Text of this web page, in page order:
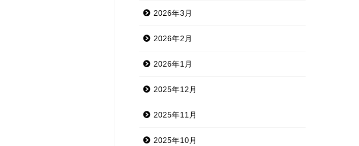
2026年3月
2026年2月
2026年1月
2025年12月
2025年11月
2025年10月